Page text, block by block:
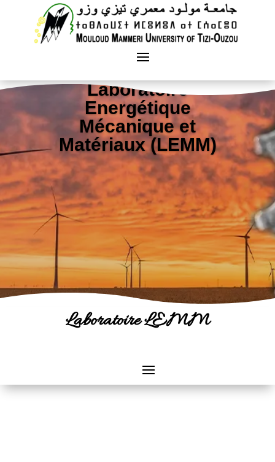
Laboratoire
Energétique
Mécanique et
Matériaux (LEMM)
Laboratoire LEMM